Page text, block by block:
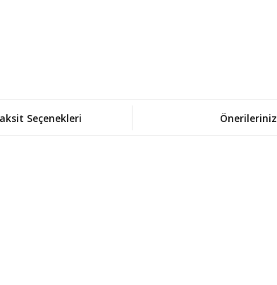
Seçenekleri Önerileriniz